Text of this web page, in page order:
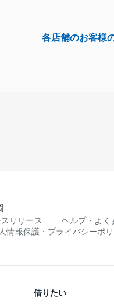
各店舗のお客様
リリース ヘルプ・よく
情報保護・プライバシーポ
借りたい